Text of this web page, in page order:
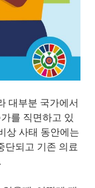
대부분 국가에서
를 직면하고 있
상 사태 동안에는
단되고 기존 의료